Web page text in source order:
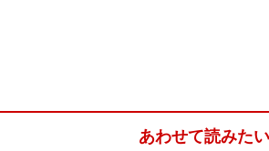
あわせて読みたい